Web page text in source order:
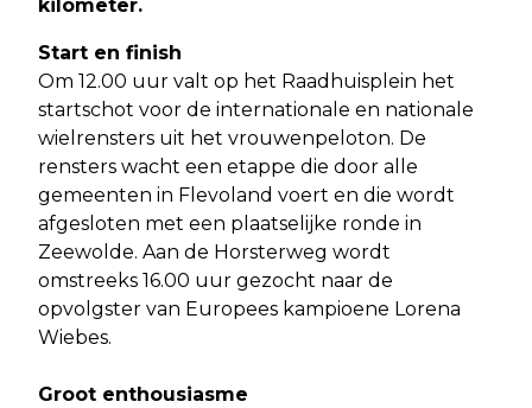
kilometer.
Start en finish
Om 12.00 uur valt op het Raadhuisplein het
startschot voor de internationale en nationale
wielrensters uit het vrouwenpeloton. De
rensters wacht een etappe die door alle
gemeenten in Flevoland voert en die wordt
afgesloten met een plaatselijke ronde in
Zeewolde. Aan de Horsterweg wordt
omstreeks 16.00 uur gezocht naar de
opvolgster van Europees kampioene Lorena
Wiebes.
Groot enthousiasme